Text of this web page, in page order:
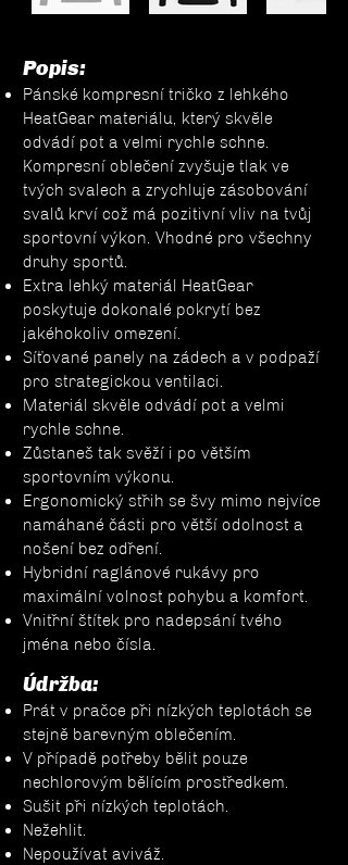
Popis:
Pánské kompresní tričko z lehkého
HeatGear materiálu, který skvěle
odvádí pot a velmi rychle schne.
Kompresní oblečení zvyšuje tlak ve
tvých svalech a zrychluje zásobování
svalů krví což má pozitivní vliv na tvůj
sportovní výkon. Vhodné pro všechny
druhy sportů.
Extra lehký materiál HeatGear
poskytuje dokonalé pokrytí bez
jakéhokoliv omezení.
Síťované panely na zádech a v podpaží
pro strategickou ventilaci.
Materiál skvěle odvádí pot a velmi
rychle schne.
Zůstaneš tak svěží i po větším
sportovním výkonu.
Ergonomický střih se švy mimo nejvíce
namáhané části pro větší odolnost a
nošení bez odření.
Hybridní raglánové rukávy pro
maximální volnost pohybu a komfort.
Vnitřní štítek pro nadepsání tvého
jména nebo čísla.
Údržba:
Prát v pračce při nízkých teplotách se
stejně barevným oblečením.
V případě potřeby bělit pouze
nechlorovým bělícím prostředkem.
Sušit při nízkých teplotách.
Nežehlit.
Nepoužívat aviváž.